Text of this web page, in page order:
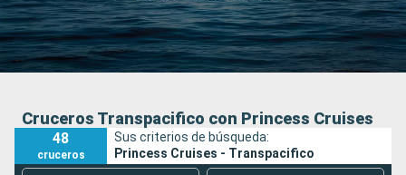
Buscar
Cruceros Transpacifico con Princess Cruises
48
cruceros
Sus criterios de búsqueda:
Princess Cruises - Transpacifico